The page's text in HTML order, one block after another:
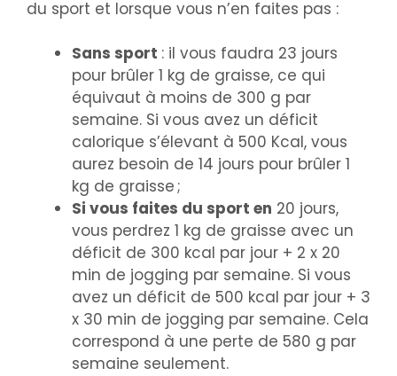
du sport et lorsque vous n’en faites pas :
Sans sport : il vous faudra 23 jours
pour brûler 1 kg de graisse, ce qui
équivaut à moins de 300 g par
semaine. Si vous avez un déficit
calorique s’élevant à 500 Kcal, vous
aurez besoin de 14 jours pour brûler 1
kg de graisse ;
Si vous faites du sport en 20 jours,
vous perdrez 1 kg de graisse avec un
déficit de 300 kcal par jour + 2 x 20
min de jogging par semaine. Si vous
avez un déficit de 500 kcal par jour + 3
x 30 min de jogging par semaine. Cela
correspond à une perte de 580 g par
semaine seulement.